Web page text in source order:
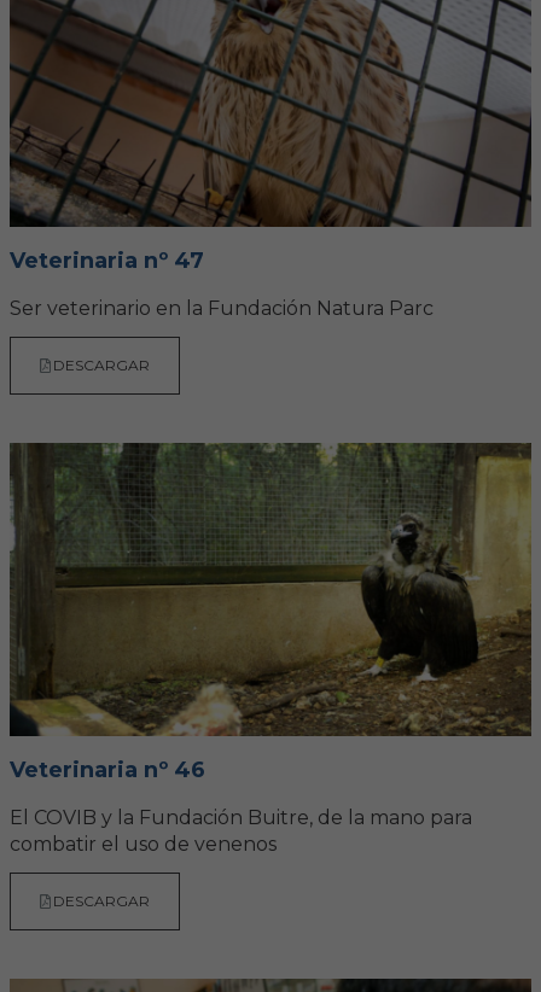
FORMACIÓN
Formación COVIB
Formaciones de otras entidades
ACTUALIDAD
Noticias
Notas de prensa
Hemeroteca
INFORMACIÓN A LA CIUDADANÍA
Salud animal y salud pública
Veterinaria nº 47
Ser veterinario en la Fundación Natura Parc
DESCARGAR
Veterinaria nº 46
El COVIB y la Fundación Buitre, de la mano para
combatir el uso de venenos
DESCARGAR